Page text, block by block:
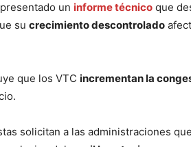
un informe técnico que
su crecimiento descontrolado
que los VTC incrementan la
solicitan a las administraciones que